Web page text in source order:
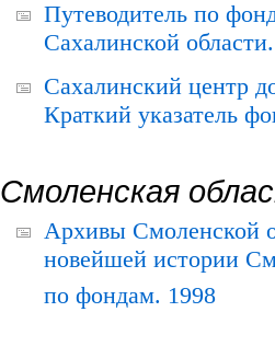
Путеводитель по
Сахалинской
Сахалинский центр
Краткий указатель
Смоленская
Архивы Смоленской
новейшей истории
по фондам. 1998